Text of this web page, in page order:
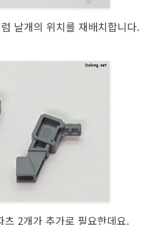
날개의 위치를 재배치합니다.
츠 2개가 추가로 필요한데요.